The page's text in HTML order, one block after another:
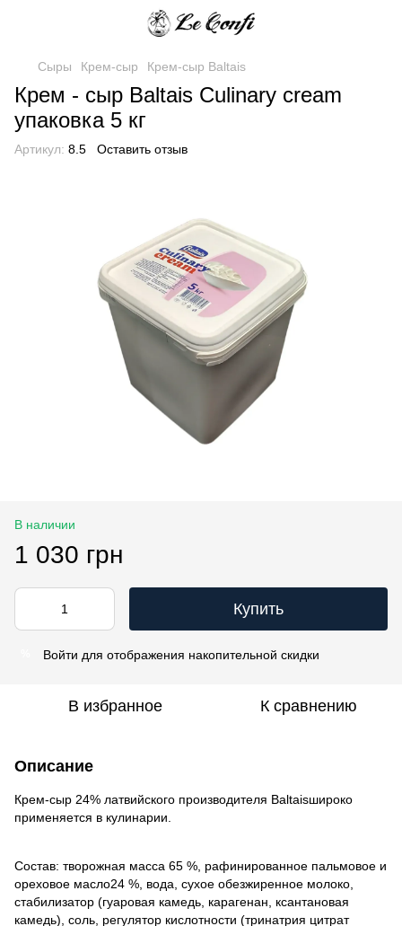
Сыры Крем-сыр Крем-сыр Baltais
Крем - сыр Baltais Culinary cream
упаковка 5 кг
Артикул: 8.5 Оставить отзыв
В наличии
1 030 грн
Купить
Войти для отображения накопительной скидки
В избранное К сравнению
Описание
Крем-сыр 24% латвийского производителя Baltaisшироко
применяется в кулинарии.
Состав: творожная масса 65 %, рафинированное пальмовое и
ореховое масло24 %, вода, сухое обезжиренное молоко,
стабилизатор (гуаровая камедь, карагенан, ксантановая
камедь), соль, регулятор кислотности (тринатрия цитрат